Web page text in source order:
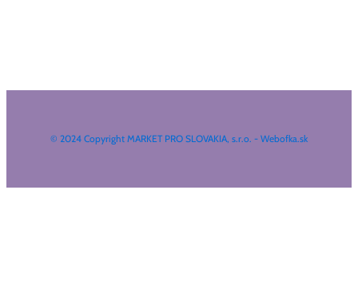
© 2024 Copyright MARKET PRO SLOVAKIA, s.r.o. - Webofka.sk